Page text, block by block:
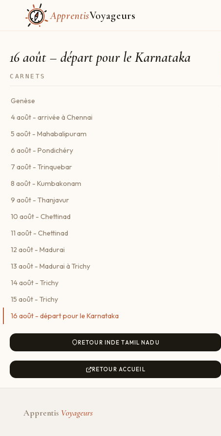
ApprentisVoyageurs
16 août – départ pour le Karnataka
CARNETS
Genèse
4 août - arrivée à Chennai
5 août - Mahabalipuram
6 août - Pondichéry
7 août - Trinquebar
8 août - Kumbakonam
9 août - Thanjavur
10 août - Chettinad
11 août - Chettinad
12 août - Madurai
13 août - Madurai à Trichy
14 août - Trichy
15 août - Trichy
16 août - départ pour le Karnataka
RETOUR INDE TAMIL NADU
RETOUR ACCUEIL
Apprentis Voyageurs